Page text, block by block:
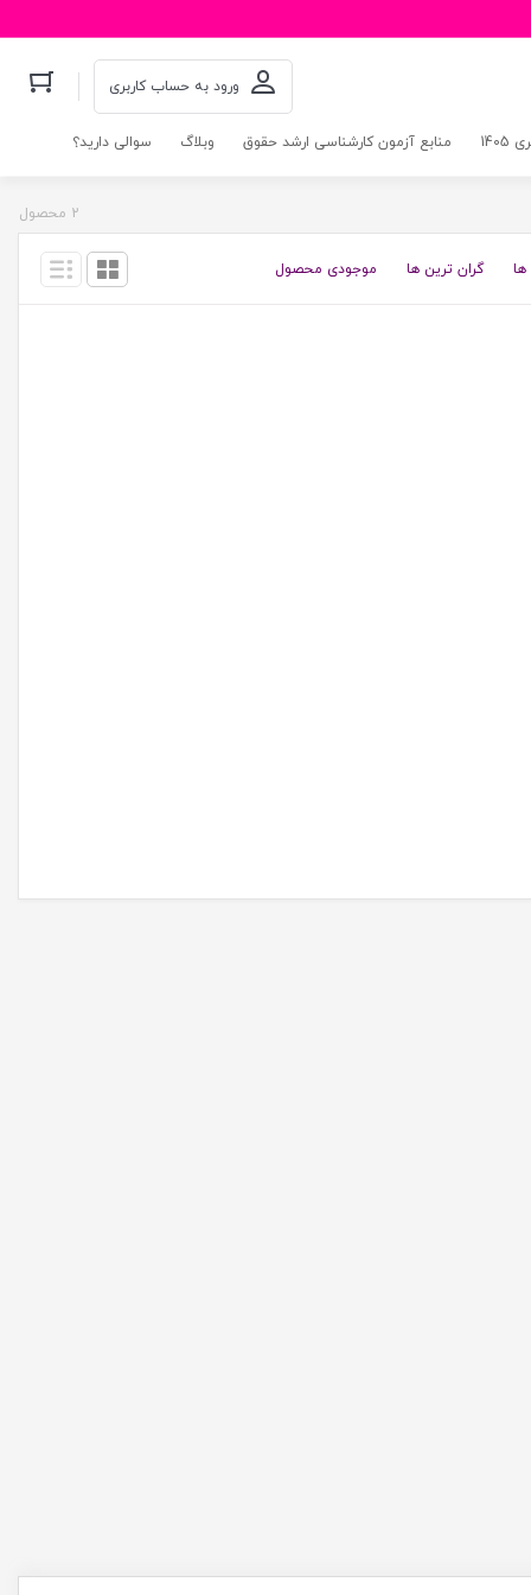
ورود به حساب کاربری
منابع آزمون کارشناسی ارشد حقوق وبلاگ سوالی دارید؟
2 محصول
ها گران ترین ها موجودی محصول